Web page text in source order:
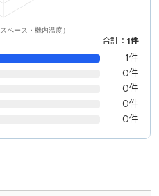
合計： 1件
1件
0件
0件
0件
0件